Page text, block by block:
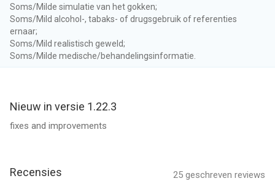
Soms/Milde simulatie van het gokken;
Soms/Mild alcohol-, tabaks- of drugsgebruik of referenties
ernaar;
Soms/Mild realistisch geweld;
Soms/Milde medische/behandelingsinformatie.
Nieuw in versie 1.22.3
fixes and improvements
25 geschreven reviews
Recensies